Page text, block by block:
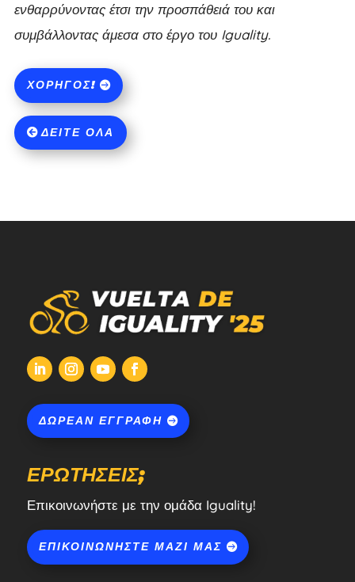
ενθαρρύνοντας έτσι την προσπάθειά του και
συμβάλλοντας άμεσα στο έργο του Iguality.
ΧΟΡΗΓΌΣ!
ΔΕΊΤΕ ΌΛΑ
ΔΩΡΕΆΝ ΕΓΓΡΑΦΉ
ΕΡΩΤΉΣΕΙΣ;
Επικοινωνήστε με την ομάδα Iguality!
ΕΠΙΚΟΙΝΩΝΉΣΤΕ ΜΑΖΊ ΜΑΣ